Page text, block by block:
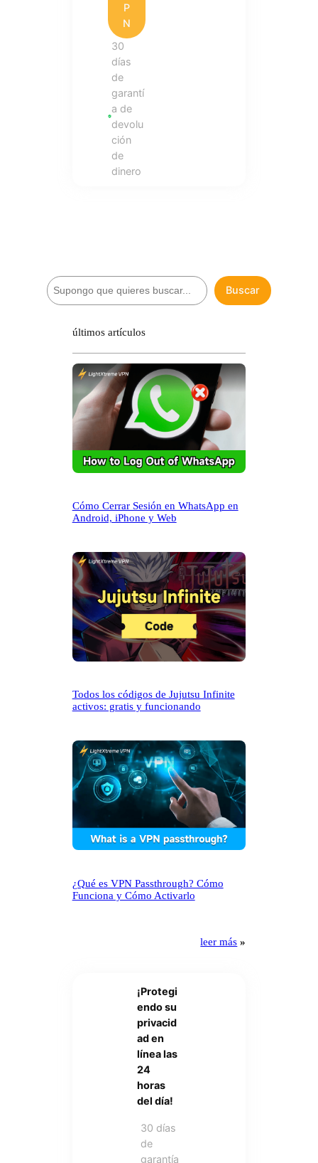
P
N
30
días
de
garantí
a de
devolu
ción
de
dinero
B
u
Buscar
últimos artículos
Cómo Cerrar Sesión en WhatsApp en
Android, iPhone y Web
Todos los códigos de Jujutsu Infinite
activos: gratis y funcionando
¿Qué es VPN Passthrough? Cómo
Funciona y Cómo Activarlo
leer más »
¡Protegi
endo su
privacid
ad en
línea las
24
horas
del día!
30 días
de
garantía